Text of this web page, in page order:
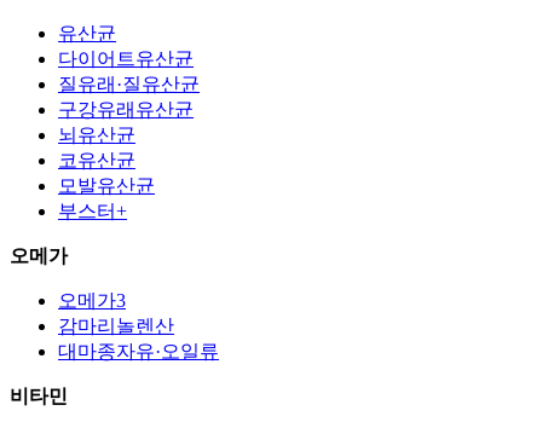
유산균
다이어트유산균
질유래·질유산균
구강유래유산균
뇌유산균
코유산균
모발유산균
부스터+
오메가
오메가3
감마리놀렌산
대마종자유·오일류
비타민